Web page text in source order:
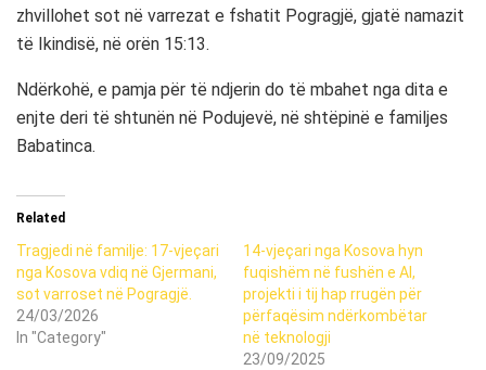
zhvillohet sot në varrezat e fshatit Pogragjë, gjatë namazit
të Ikindisë, në orën 15:13.
Ndërkohë, e pamja për të ndjerin do të mbahet nga dita e
enjte deri të shtunën në Podujevë, në shtëpinë e familjes
Babatinca.
Related
Tragjedi në familje: 17-vjeçari
nga Kosova vdiq në Gjermani,
sot varroset në Pogragjë.
24/03/2026
In "Category"
14-vjeçari nga Kosova hyn
fuqishëm në fushën e AI,
projekti i tij hap rrugën për
përfaqësim ndërkombëtar
në teknologji
23/09/2025